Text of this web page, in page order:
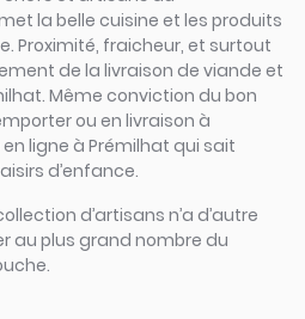
la belle cuisine et les produits
Proximité, fraicheur, et surtout
de la livraison de viande et
Même conviction du bon
ou en livraison à
ligne à Prémilhat qui sait
d’enfance.
d’artisans n’a d’autre
au plus grand nombre du